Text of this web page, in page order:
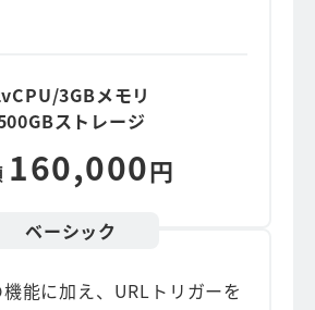
3GBメモリ
ストレージ
160,000円
ベーシック
能に加え、URLトリガーを